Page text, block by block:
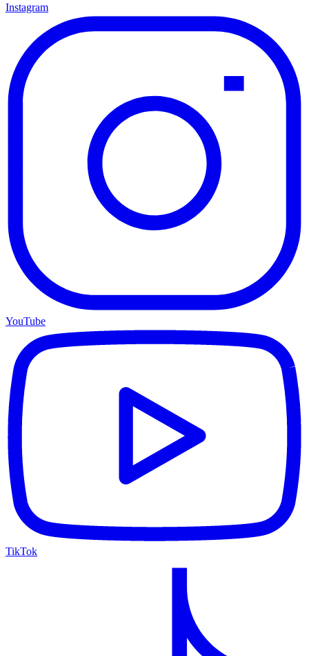
Instagram
YouTube
TikTok